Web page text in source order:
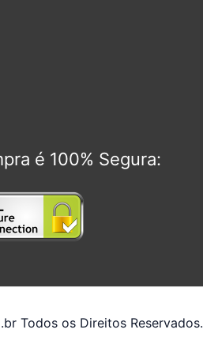
é 100% Segura:
Todos os Direitos Reservados.